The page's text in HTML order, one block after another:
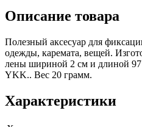
Описание товара
Полезный аксесуар для
одежды, каремата, вещей.
лены шириной 2 см и длиной 97
YKK.. Вес 20 грамм.
Характеристики